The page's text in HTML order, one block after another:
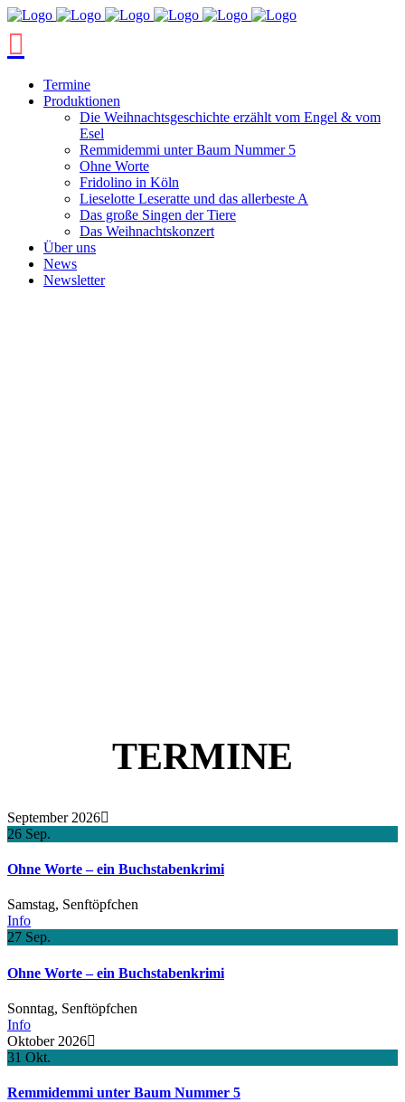
Termine
Produktionen
Die Weihnachtsgeschichte erzählt vom Engel & vom
Esel
Remmidemmi unter Baum Nummer 5
Ohne Worte
Fridolino in Köln
Lieselotte Leseratte und das allerbeste A
Das große Singen der Tiere
Das Weihnachtskonzert
Über uns
News
Newsletter
TERMINE
September 2026
26 Sep.
Ohne Worte – ein Buchstabenkrimi
Samstag, Senftöpfchen
Info
27 Sep.
Ohne Worte – ein Buchstabenkrimi
Sonntag, Senftöpfchen
Info
Oktober 2026
31 Okt.
Remmidemmi unter Baum Nummer 5